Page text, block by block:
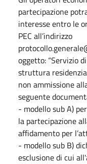
partecipazione
interesse entro le
PEC all’indirizzo
oggetto: “Servizio
struttura
non ammissione
seguente
- modello sub A)
la partecipazione
affidamento per
- modello sub B)
esclusione di cui